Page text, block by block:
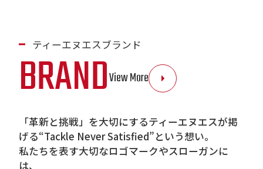
ティーエヌエスブランド
BRANDView More
「革新と挑戦」を大切にするティーエヌエスが掲
げる“Tackle Never Satisfied”という想い。
私たちを表す大切なロゴマークやスローガンに
は、